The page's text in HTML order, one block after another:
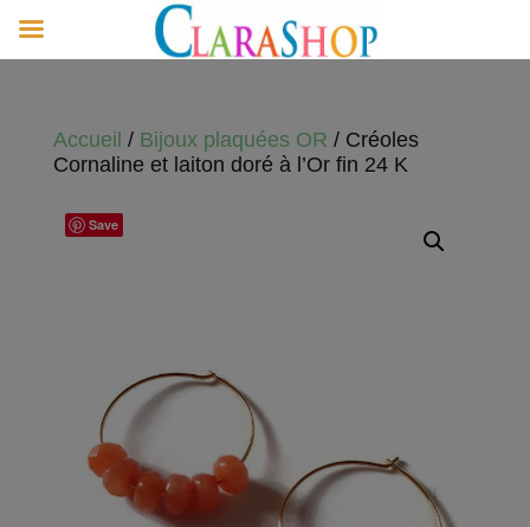
Accueil / Bijoux plaquées OR / Créoles
Cornaline et laiton doré à l’Or fin 24 K
Save